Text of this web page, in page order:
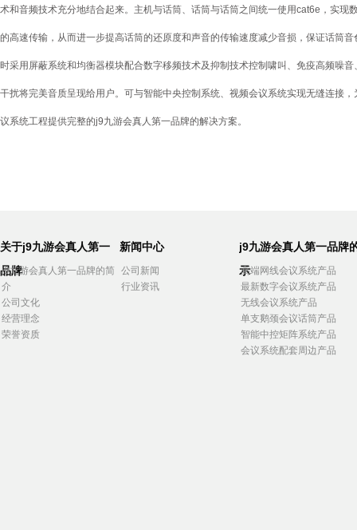
术和音频技术充分地结合起来。主机与话筒、话筒与话筒之间统一使用cat6e，实现
的高速传输，从而进一步提高话筒的还原度和声音的传输速度减少音损，保证话筒音
时采用屏蔽系统和均衡器模块配合数字移频技术及抑制技术控制啸叫、免疫高频噪
干扰将完美音质呈现给用户。可与智能中央控制系统、视频会议系统实现无缝连接
议系统工程提供完整的j9九游会真人第一品牌的解决方案。
关于j9九游会真人第一
品牌
j9九游会真人第一品牌的简
介
公司文化
经营理念
荣誉资质
新闻中心
公司新闻
行业资讯
j9九游会真人第一品牌
示
高端网线会议系统产品
最新数字会议系统产品
无线会议系统产品
单支鹅颈会议话筒产品
智能中控矩阵系统产品
会议系统配套周边产品